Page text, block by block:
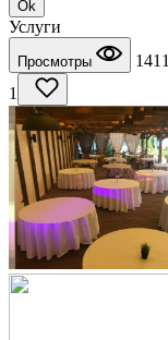
Ok
Услуги
Просмотры
1411
1